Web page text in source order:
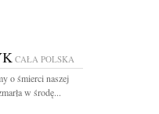
CAŁA POLSKA
o śmierci naszej
w środę...